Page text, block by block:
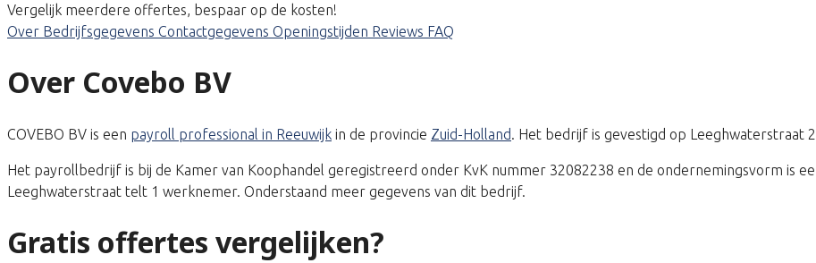
Vergelijk meerdere offertes, bespaar op de kosten!
Over Bedrijfsgegevens Contactgegevens Openingstijden Reviews FAQ
Over Covebo BV
COVEBO BV is een payroll professional in Reeuwijk in de provincie Zuid-Holland. Het bedrijf is gevestigd op Leeghwaterstraat
Het payrollbedrijf is bij de Kamer van Koophandel geregistreerd onder KvK nummer 32082238 en de ondernemingsvorm is
Leeghwaterstraat telt 1 werknemer. Onderstaand meer gegevens van dit bedrijf.
Gratis offertes vergelijken?